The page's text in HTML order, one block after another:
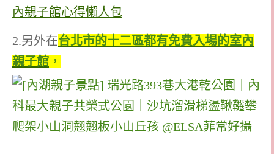
內親子館心得懶人包
2.另外在台北市的十二區都有免費入場的室內
親子館 ，